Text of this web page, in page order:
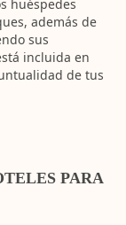
huéspedes
además de
sus
incluida en
de tus
PARA